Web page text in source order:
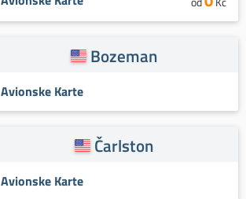
Bozeman
Avionske Karte
Čarlston
Avionske Karte